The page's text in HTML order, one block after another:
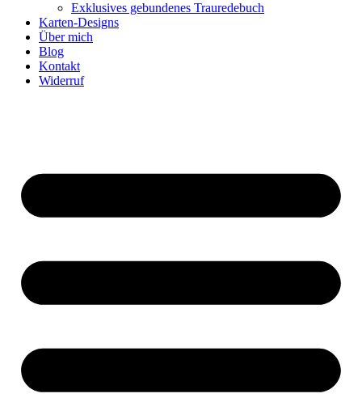
Exklusives gebundenes Trauredebuch
Karten-Designs
Über mich
Blog
Kontakt
Widerruf